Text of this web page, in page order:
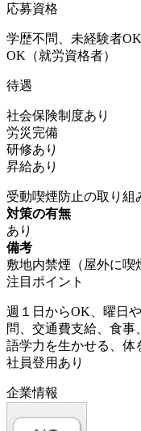
応募資格
学歴不問、未経験者
OK（就労資格者）
待遇
社会保険制度あり
労災完備
研修あり
昇給あり
受動喫煙防止の取り組
対策の有無
あり
備考
敷地内禁煙（屋外に喫
注目ポイント
週１日からOK、曜日
問、交通費支給、食事
語学力を生かせる、体
社員登用あり
企業情報